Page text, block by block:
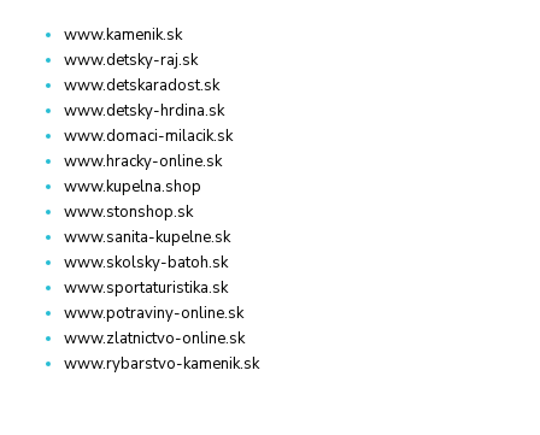
www.kamenik.sk
www.detsky-raj.sk
www.detskaradost.sk
www.detsky-hrdina.sk
www.domaci-milacik.sk
www.hracky-online.sk
www.kupelna.shop
www.stonshop.sk
www.sanita-kupelne.sk
www.skolsky-batoh.sk
www.sportaturistika.sk
www.potraviny-online.sk
www.zlatnictvo-online.sk
www.rybarstvo-kamenik.sk